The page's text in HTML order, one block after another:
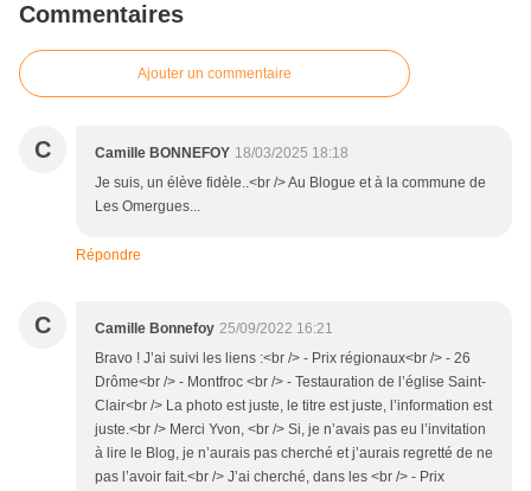
Commentaires
Ajouter un commentaire
C Camille BONNEFOY 18/03/2025 18:18
Je suis, un élève fidèle..<br /> Au Blogue et à la commune de
Les Omergues...
Répondre
C Camille Bonnefoy 25/09/2022 16:21
Bravo ! J’ai suivi les liens :<br /> - Prix régionaux<br /> - 26
Drôme<br /> - Montfroc <br /> - Testauration de l’église Saint-
Clair<br /> La photo est juste, le titre est juste, l’information est
juste.<br /> Merci Yvon, <br /> Si, je n’avais pas eu l’invitation
à lire le Blog, je n’aurais pas cherché et j’aurais regretté de ne
pas l’avoir fait.<br /> J’ai cherché, dans les <br /> - Prix